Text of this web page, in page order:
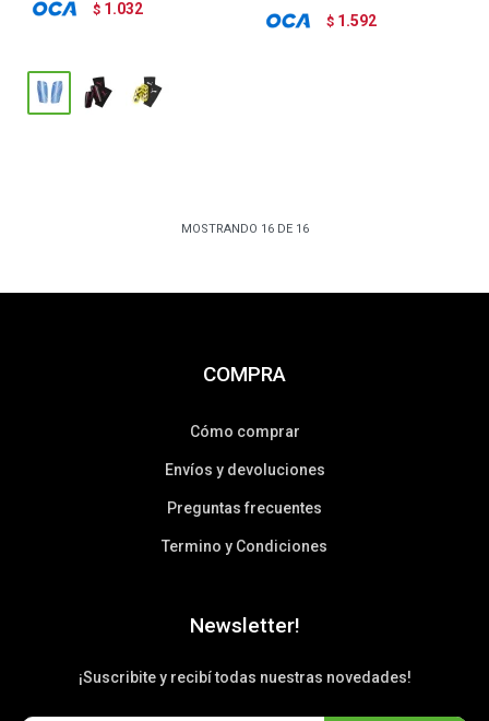
$ 1.032
$ 1.592
MOSTRANDO 16DE 16
COMPRA
Cómo comprar
Envíos y devoluciones
Preguntas frecuentes
Termino y Condiciones
Newsletter!
¡Suscribite y recibí todas nuestras novedades!